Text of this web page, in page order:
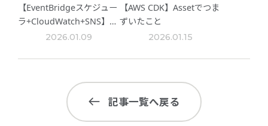
【EventBridgeスケジュー
ラ+CloudWatch+SNS】
EC2 停止スケジュールの失
2026.01.09
【AWS CDK】Assetでつま
ずいたこと
2026.01.15
記事一覧へ戻る